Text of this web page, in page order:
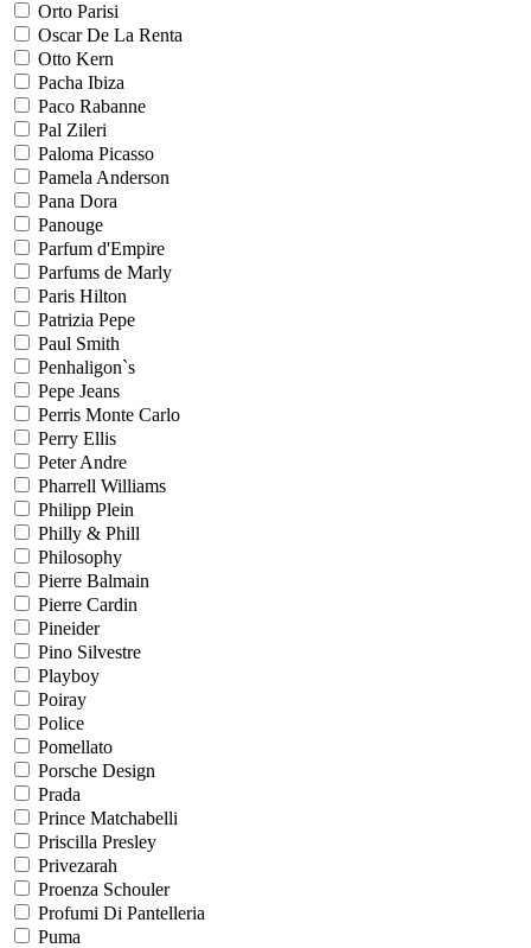
Orto Parisi
Oscar De La Renta
Otto Kern
Pacha Ibiza
Paco Rabanne
Pal Zileri
Paloma Picasso
Pamela Anderson
Pana Dora
Panouge
Parfum d'Empire
Parfums de Marly
Paris Hilton
Patrizia Pepe
Paul Smith
Penhaligon`s
Pepe Jeans
Perris Monte Carlo
Perry Ellis
Peter Andre
Pharrell Williams
Philipp Plein
Philly & Phill
Philosophy
Pierre Balmain
Pierre Cardin
Pineider
Pino Silvestre
Playboy
Poiray
Police
Pomellato
Porsche Design
Prada
Prince Matchabelli
Priscilla Presley
Privezarah
Proenza Schouler
Profumi Di Pantelleria
Puma